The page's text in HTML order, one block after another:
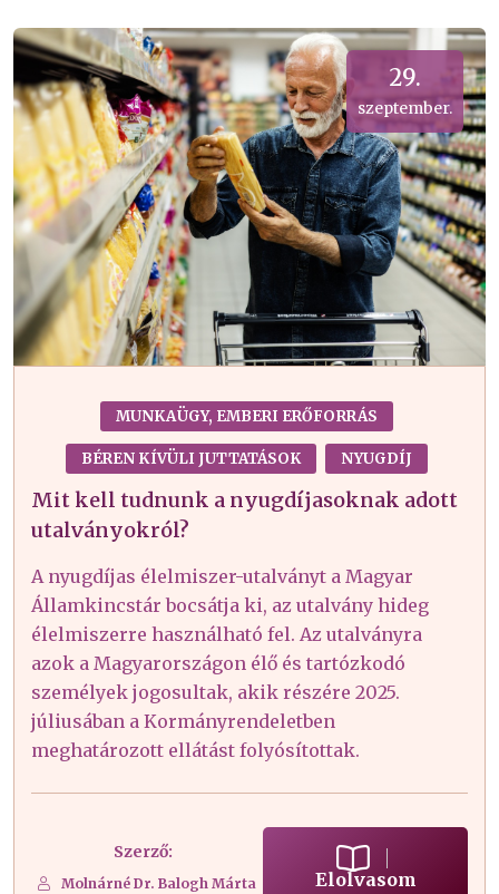
29.
szeptember.
MUNKAÜGY, EMBERI ERŐFORRÁS
BÉREN KÍVÜLI JUTTATÁSOK NYUGDÍJ
Mit kell tudnunk a nyugdíjasoknak adott
utalványokról?
A nyugdíjas élelmiszer-utalványt a Magyar
Államkincstár bocsátja ki, az utalvány hideg
élelmiszerre használható fel. Az utalványra
azok a Magyarországon élő és tartózkodó
személyek jogosultak, akik részére 2025.
júliusában a Kormányrendeletben
meghatározott ellátást folyósítottak.
Szerző:
Molnárné Dr. Balogh Márta Elolvasom